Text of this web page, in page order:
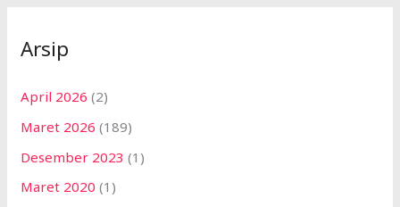
Arsip
April 2026 (2)
Maret 2026 (189)
Desember 2023 (1)
Maret 2020 (1)